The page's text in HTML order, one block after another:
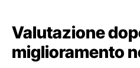
Valutazione
miglioramento